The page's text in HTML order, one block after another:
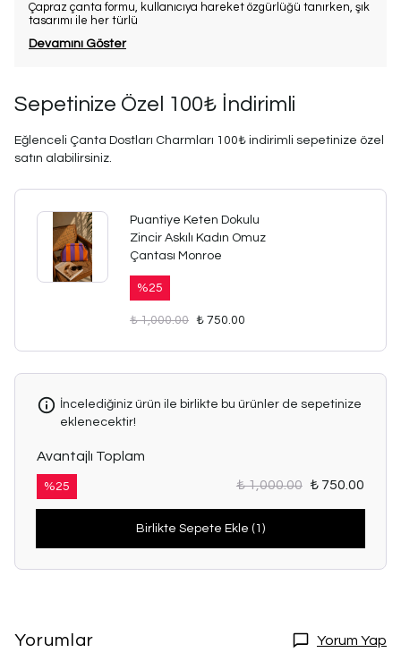
Çapraz çanta formu, kullanıcıya hareket özgürlüğü tanırken, şık
tasarımı ile her türlü
Devamını Göster
Sepetinize Özel 100₺ İndirimli
Eğlenceli Çanta Dostları Charmları 100₺ indirimli sepetinize özel
satın alabilirsiniz.
Puantiye Keten Dokulu
Zincir Askılı Kadın Omuz
Çantası Monroe
%25
₺ 1,000.00 ₺ 750.00
İncelediğiniz ürün ile birlikte bu ürünler de sepetinize
eklenecektir!
Avantajlı Toplam
%25 ₺ 1,000.00 ₺ 750.00
Birlikte Sepete Ekle (1)
Yorumlar Yorum Yap